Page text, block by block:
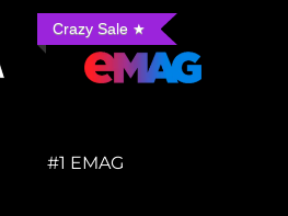
Crazy Sale
#1 EMAG